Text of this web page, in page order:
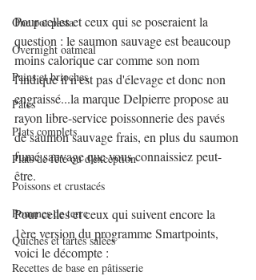
One pot pasta
Overnight oatmeal
Pains et brioches
Pâtes
Plats complets
Plats de fête ou d'exception
Poissons et crustacés
Pommes de terre
Quiches et tartes salées
Recettes de base en pâtisserie
Pour celles et ceux qui se poseraient la
question : le saumon sauvage est beaucoup
moins calorique car comme son nom
l'indique il n'est pas d'élevage et donc non
engraissé...la marque Delpierre propose au
rayon libre-service poissonnerie des pavés
de saumon sauvage frais, en plus du saumon
fumé sauvage que vous connaissiez peut-
être.
Pour celles et ceux qui suivent encore la
1ère version du programme Smartpoints,
voici le décompte :